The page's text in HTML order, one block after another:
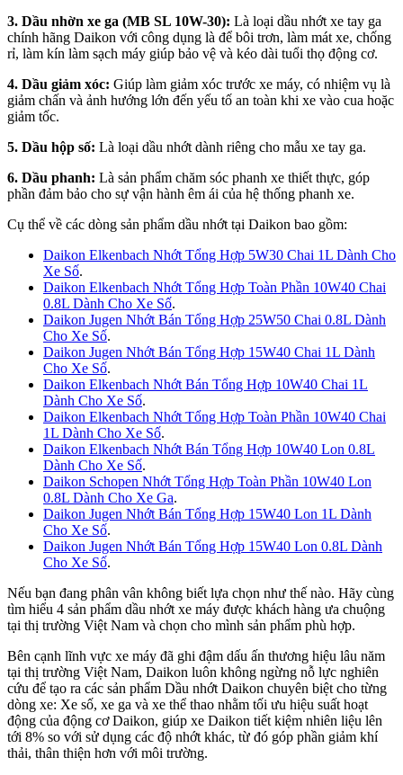
3. Dầu nhờn xe ga (MB SL 10W-30): Là loại dầu nhớt xe tay ga
chính hãng Daikon với công dụng là để bôi trơn, làm mát xe, chống
rỉ, làm kín làm sạch máy giúp bảo vệ và kéo dài tuổi thọ động cơ.
4. Dầu giảm xóc: Giúp làm giảm xóc trước xe máy, có nhiệm vụ là
giảm chấn và ảnh hướng lớn đến yếu tố an toàn khi xe vào cua hoặc
giảm tốc.
5. Dầu hộp số: Là loại dầu nhớt dành riêng cho mẫu xe tay ga.
6. Dầu phanh: Là sản phẩm chăm sóc phanh xe thiết thực, góp
phần đảm bảo cho sự vận hành êm ái của hệ thống phanh xe.
Cụ thể về các dòng sản phẩm dầu nhớt tại Daikon bao gồm:
Daikon Elkenbach Nhớt Tổng Hợp 5W30 Chai 1L Dành Cho
Xe Số.
Daikon Elkenbach Nhớt Tổng Hợp Toàn Phần 10W40 Chai
0.8L Dành Cho Xe Số.
Daikon Jugen Nhớt Bán Tổng Hợp 25W50 Chai 0.8L Dành
Cho Xe Số.
Daikon Jugen Nhớt Bán Tổng Hợp 15W40 Chai 1L Dành
Cho Xe Số.
Daikon Elkenbach Nhớt Bán Tổng Hợp 10W40 Chai 1L
Dành Cho Xe Số.
Daikon Elkenbach Nhớt Tổng Hợp Toàn Phần 10W40 Chai
1L Dành Cho Xe Số.
Daikon Elkenbach Nhớt Bán Tổng Hợp 10W40 Lon 0.8L
Dành Cho Xe Số.
Daikon Schopen Nhớt Tổng Hợp Toàn Phần 10W40 Lon
0.8L Dành Cho Xe Ga.
Daikon Jugen Nhớt Bán Tổng Hợp 15W40 Lon 1L Dành
Cho Xe Số.
Daikon Jugen Nhớt Bán Tổng Hợp 15W40 Lon 0.8L Dành
Cho Xe Số.
Nếu bạn đang phân vân không biết lựa chọn như thế nào. Hãy cùng
tìm hiểu 4 sản phẩm dầu nhớt xe máy được khách hàng ưa chuộng
tại thị trường Việt Nam và chọn cho mình sản phẩm phù hợp.
Bên cạnh lĩnh vực xe máy đã ghi đậm dấu ấn thương hiệu lâu năm
tại thị trường Việt Nam, Daikon luôn không ngừng nỗ lực nghiên
cứu để tạo ra các sản phẩm Dầu nhớt Daikon chuyên biệt cho từng
dòng xe: Xe số, xe ga và xe thể thao nhằm tối ưu hiệu suất hoạt
động của động cơ Daikon, giúp xe Daikon tiết kiệm nhiên liệu lên
tới 8% so với sử dụng các độ nhớt khác, từ đó góp phần giảm khí
thải, thân thiện hơn với môi trường.